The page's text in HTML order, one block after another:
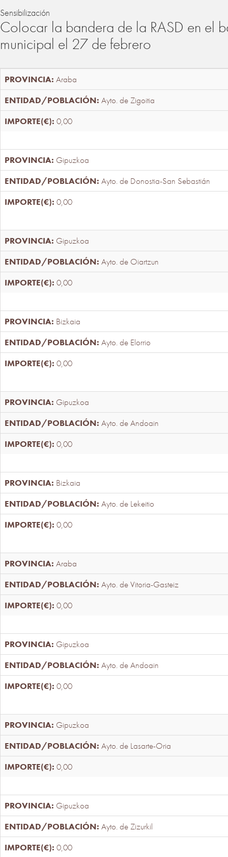
Sensibilización
Colocar la bandera de la RASD en el
municipal el 27 de febrero
Araba
Ayto. de Zigoitia
0,00
Gipuzkoa
Ayto. de Donostia-San Sebastián
0,00
Gipuzkoa
Ayto. de Oiartzun
0,00
Bizkaia
Ayto. de Elorrio
0,00
Gipuzkoa
Ayto. de Andoain
0,00
Bizkaia
Ayto. de Lekeitio
0,00
Araba
Ayto. de Vitoria-Gasteiz
0,00
Gipuzkoa
Ayto. de Andoain
0,00
Gipuzkoa
Ayto. de Lasarte-Oria
0,00
Gipuzkoa
Ayto. de Zizurkil
0,00